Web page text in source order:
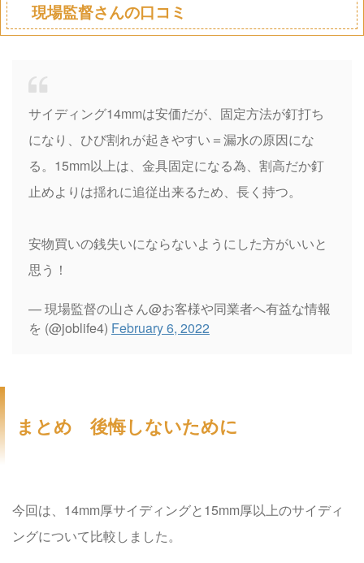
現場監督さんの口コミ
サイディング14mmは安価だが、固定方法が釘打ち
になり、ひび割れが起きやすい＝漏水の原因にな
る。15mm以上は、金具固定になる為、割高だか釘
止めよりは揺れに追従出来るため、長く持つ。
安物買いの銭失いにならないようにした方がいいと
思う！
— 現場監督の山さん@お客様や同業者へ有益な情報
を (@joblife4) February 6, 2022
まとめ 後悔しないために
今回は、14mm厚サイディングと15mm厚以上のサイディ
ングについて比較しました。